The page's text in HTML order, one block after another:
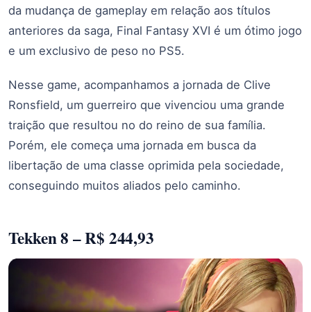
da mudança de gameplay em relação aos títulos
anteriores da saga, Final Fantasy XVI é um ótimo jogo
e um exclusivo de peso no PS5.
Nesse game, acompanhamos a jornada de Clive
Ronsfield, um guerreiro que vivenciou uma grande
traição que resultou no do reino de sua família.
Porém, ele começa uma jornada em busca da
libertação de uma classe oprimida pela sociedade,
conseguindo muitos aliados pelo caminho.
Tekken 8 – R$ 244,93